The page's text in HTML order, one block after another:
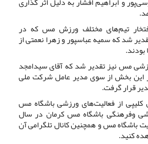
تیم‌های مختلف ورزش مس که در
شد که سمیه عباسپور و زهرا نعمتی از
مس نیز تقدیر شد که آقای سیدامجد
این بخش از سوی مدیر عامل شرکت ملی
قرار گرفت.
از فعالیت‌های ورزشی باشگاه مس
وفرهنگی باشگاه مس کرمان در سال
باشگاه مس و همچنین کانال تلگرامی آن